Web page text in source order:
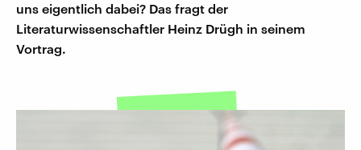
uns eigentlich dabei? Das fragt der
Literaturwissenschaftler Heinz Drügh in seinem
Vortrag.